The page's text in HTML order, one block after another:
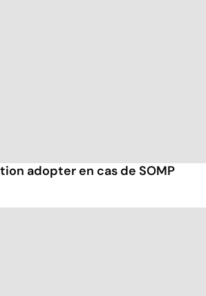
adopter en cas de SOMP